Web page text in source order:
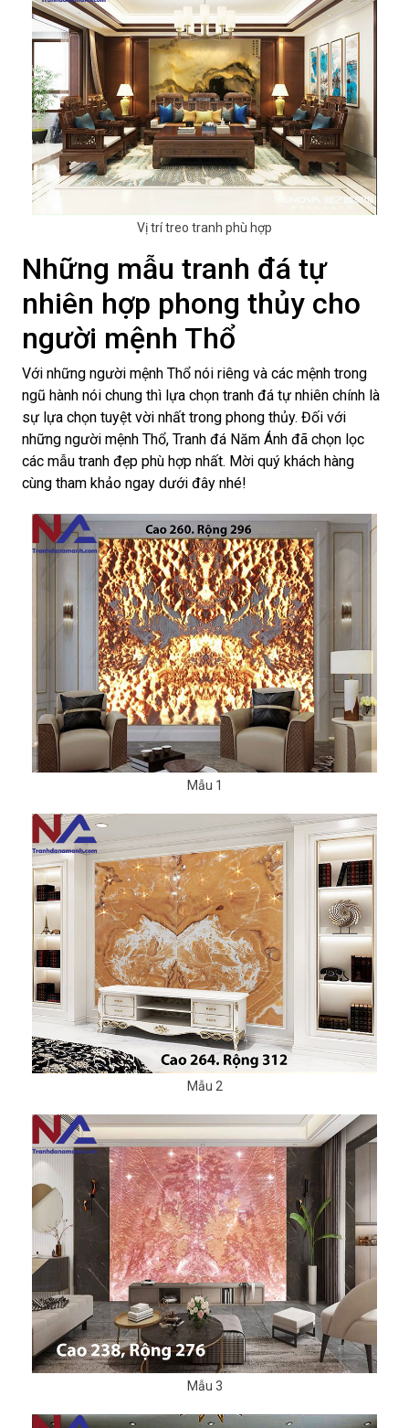
Vị trí treo tranh phù hợp
Những mẫu tranh đá tự
nhiên hợp phong thủy cho
người mệnh Thổ
Với những người mệnh Thổ nói riêng và các mệnh trong
ngũ hành nói chung thì lựa chọn tranh đá tự nhiên chính là
sự lựa chọn tuyệt vời nhất trong phong thủy. Đối với
những người mệnh Thổ, Tranh đá Năm Ánh đã chọn lọc
các mẫu tranh đẹp phù hợp nhất. Mời quý khách hàng
cùng tham khảo ngay dưới đây nhé!
Mẫu 1
Mẫu 2
Mẫu 3